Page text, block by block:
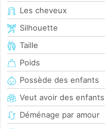
Les cheveux
Silhouette
Taille
Poids
Possède des enfants
Veut avoir des enfants
Déménage par amour